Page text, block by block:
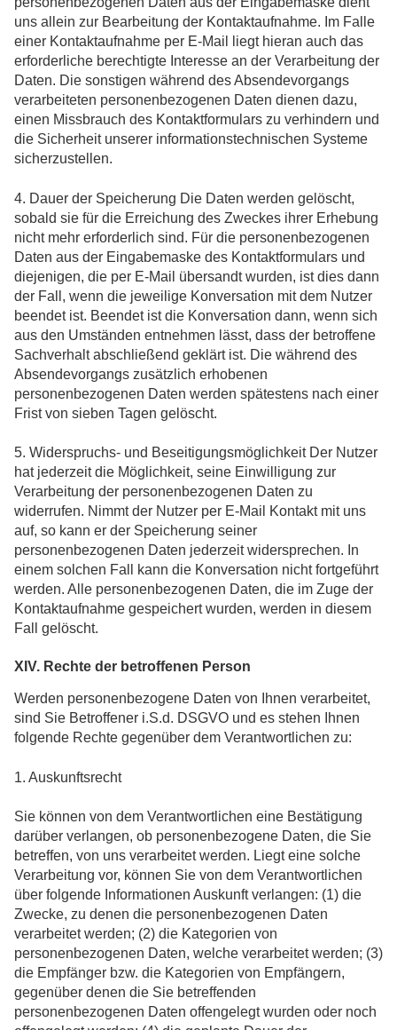
uns allein zur Bearbeitung der Kontaktaufnahme. Im Falle
einer Kontaktaufnahme per E-Mail liegt hieran auch das
erforderliche berechtigte Interesse an der Verarbeitung der
Daten. Die sonstigen während des Absendevorgangs
verarbeiteten personenbezogenen Daten dienen dazu,
einen Missbrauch des Kontaktformulars zu verhindern und
die Sicherheit unserer informationstechnischen Systeme
sicherzustellen.
4. Dauer der Speicherung Die Daten werden gelöscht,
sobald sie für die Erreichung des Zweckes ihrer Erhebung
nicht mehr erforderlich sind. Für die personenbezogenen
Daten aus der Eingabemaske des Kontaktformulars und
diejenigen, die per E-Mail übersandt wurden, ist dies dann
der Fall, wenn die jeweilige Konversation mit dem Nutzer
beendet ist. Beendet ist die Konversation dann, wenn sich
aus den Umständen entnehmen lässt, dass der betroffene
Sachverhalt abschließend geklärt ist. Die während des
Absendevorgangs zusätzlich erhobenen
personenbezogenen Daten werden spätestens nach einer
Frist von sieben Tagen gelöscht.
5. Widerspruchs- und Beseitigungsmöglichkeit Der Nutzer
hat jederzeit die Möglichkeit, seine Einwilligung zur
Verarbeitung der personenbezogenen Daten zu
widerrufen. Nimmt der Nutzer per E-Mail Kontakt mit uns
auf, so kann er der Speicherung seiner
personenbezogenen Daten jederzeit widersprechen. In
einem solchen Fall kann die Konversation nicht fortgeführt
werden. Alle personenbezogenen Daten, die im Zuge der
Kontaktaufnahme gespeichert wurden, werden in diesem
Fall gelöscht.
XIV. Rechte der betroffenen Person
Werden personenbezogene Daten von Ihnen verarbeitet,
sind Sie Betroffener i.S.d. DSGVO und es stehen Ihnen
folgende Rechte gegenüber dem Verantwortlichen zu:
1. Auskunftsrecht
Sie können von dem Verantwortlichen eine Bestätigung
darüber verlangen, ob personenbezogene Daten, die Sie
betreffen, von uns verarbeitet werden. Liegt eine solche
Verarbeitung vor, können Sie von dem Verantwortlichen
über folgende Informationen Auskunft verlangen: (1) die
Zwecke, zu denen die personenbezogenen Daten
verarbeitet werden; (2) die Kategorien von
personenbezogenen Daten, welche verarbeitet werden; (3)
die Empfänger bzw. die Kategorien von Empfängern,
gegenüber denen die Sie betreffenden
personenbezogenen Daten offengelegt wurden oder noch